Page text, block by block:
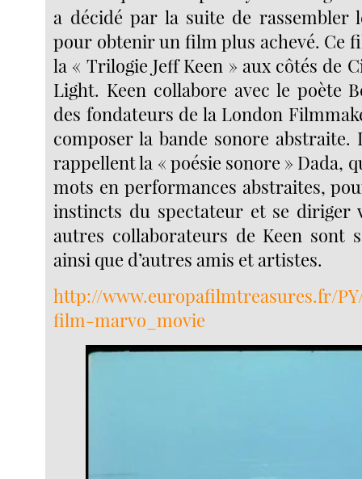
a décidé par la suite de rassembler
pour obtenir un film plus achevé. Ce
la « Trilogie Jeff Keen » aux côtés de
Light. Keen collabore avec le poète
des fondateurs de la London
composer la bande sonore abstraite.
rappellent la « poésie sonore » Dada,
mots en performances abstraites,
instincts du spectateur et se diriger
autres collaborateurs de Keen sont
ainsi que d’autres amis et artistes.
http://www.europafilmtreasures.fr/
film-marvo_movie